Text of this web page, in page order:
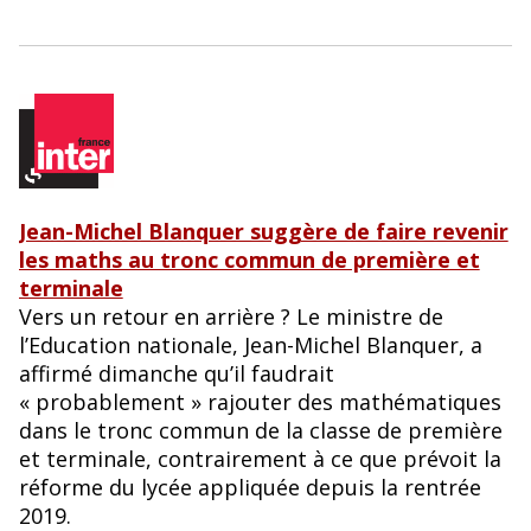
Jean-Michel Blanquer suggère de faire revenir
les maths au tronc commun de première et
terminale
Vers un retour en arrière ? Le ministre de
l’Education nationale, Jean-Michel Blanquer, a
affirmé dimanche qu’il faudrait
« probablement » rajouter des mathématiques
dans le tronc commun de la classe de première
et terminale, contrairement à ce que prévoit la
réforme du lycée appliquée depuis la rentrée
2019.